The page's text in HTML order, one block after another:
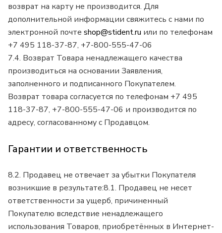
возврат на карту не производится. Для
дополнительной информации свяжитесь с нами по
электронной почте shop@stident.ru или по телефонам
+7 495 118-37-87, +7-800-555-47-06
7.4. Возврат Товара ненадлежащего качества
производиться на основании Заявления,
заполненного и подписанного Покупателем.
Возврат товара согласуется по телефонам +7 495
118-37-87, +7-800-555-47-06 и производится по
адресу, согласованному с Продавцом.
Гарантии и ответственность
8.2. Продавец не отвечает за убытки Покупателя
возникшие в результате:8.1. Продавец не несет
ответственности за ущерб, причиненный
Покупателю вследствие ненадлежащего
использования Товаров, приобретённых в Интернет-